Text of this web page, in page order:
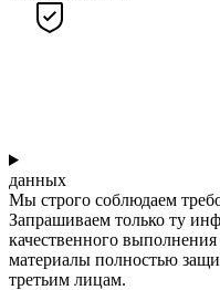
данных
Мы строго соблюдаем
Запрашиваем только ту
качественного
материалы полностью
третьим лицам.